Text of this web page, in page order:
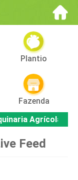
Plantio
Fazenda
Agrícola
Feed